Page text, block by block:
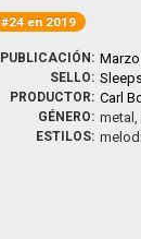
#24 en 2019
PUBLICACIÓN:
SELLO:
PRODUCTOR: Carl
GÉNERO:
ESTILOS: